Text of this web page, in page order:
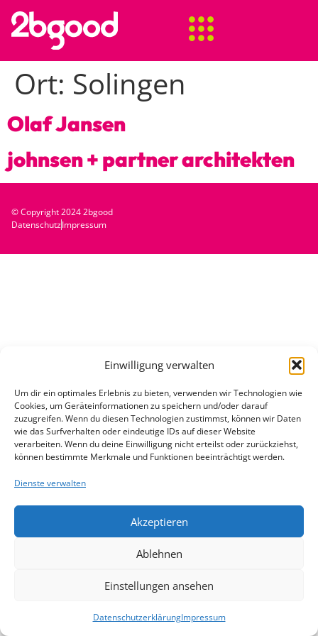
Einwilligung verwalten
Um dir ein optimales Erlebnis zu bieten, verwenden wir Technologien wie
Cookies, um Geräteinformationen zu speichern und/oder darauf
zuzugreifen. Wenn du diesen Technologien zustimmst, können wir Daten
wie das Surfverhalten oder eindeutige IDs auf dieser Website
verarbeiten. Wenn du deine Einwilligung nicht erteilst oder zurückziehst,
können bestimmte Merkmale und Funktionen beeinträchtigt werden.
Dienste verwalten
Akzeptieren
Ablehnen
Einstellungen ansehen
DatenschutzerklärungImpressum
Ort: Solingen
Olaf Jansen
johnsen + partner architekten
© Copyright 2024 2bgood
DatenschutzImpressum